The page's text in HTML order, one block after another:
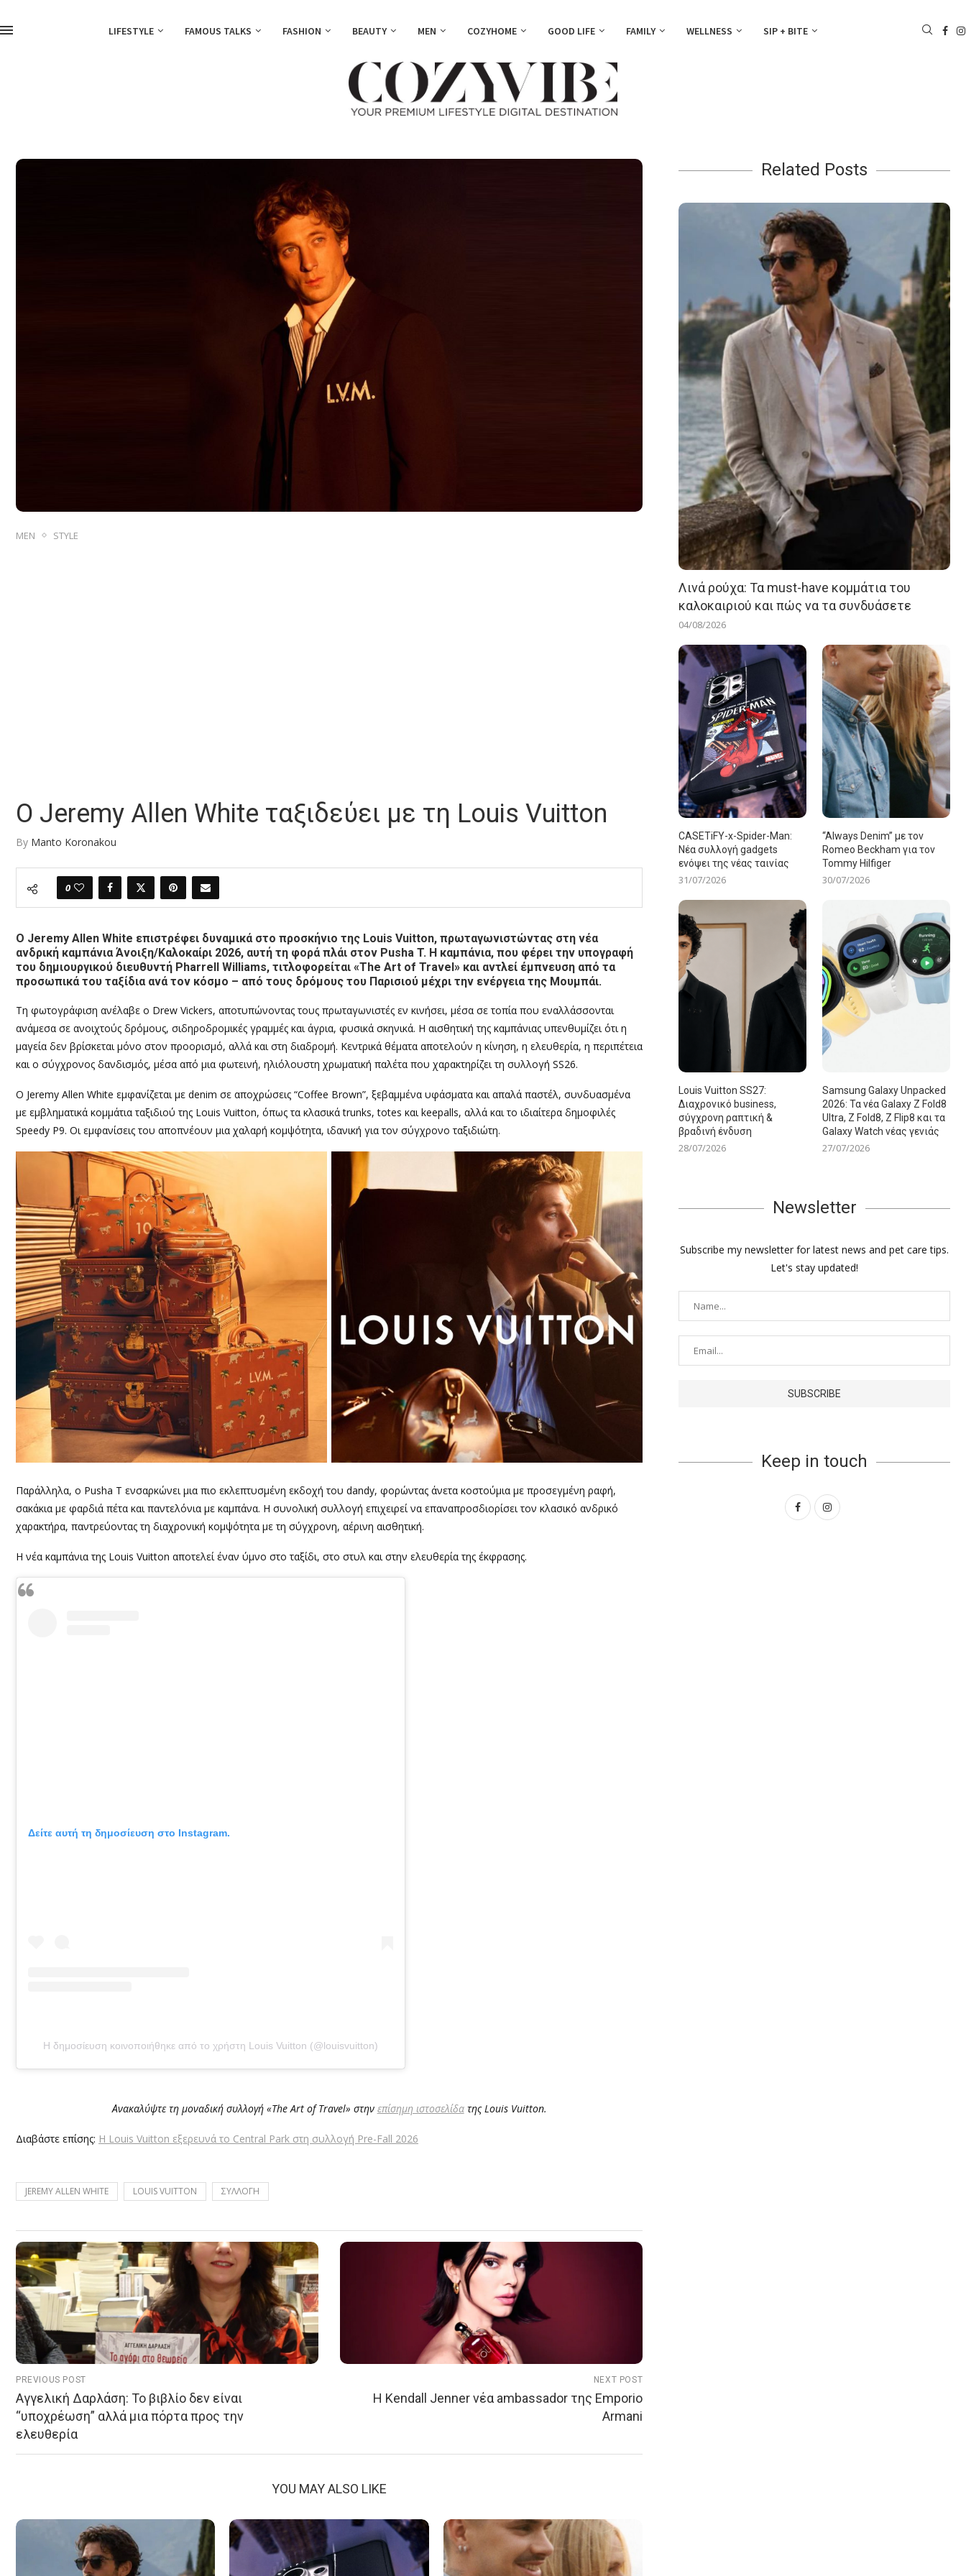
LIFESTYLE FAMOUS TALKS FASHION BEAUTY MEN COZYHOME GOOD LIFE FAMILY WELLNESS SIP + BITE
MEN STYLE
Ο Jeremy Allen White ταξιδεύει με τη Louis Vuitton
By Manto Koronakou
0
Ο Jeremy Allen White επιστρέφει δυναμικά στο προσκήνιο της Louis Vuitton, πρωταγωνιστώντας στη νέα
ανδρική καμπάνια Άνοιξη/Καλοκαίρι 2026, αυτή τη φορά πλάι στον Pusha T. Η καμπάνια, που φέρει την υπογραφή
του δημιουργικού διευθυντή Pharrell Williams, τιτλοφορείται «The Art of Travel» και αντλεί έμπνευση από τα
προσωπικά του ταξίδια ανά τον κόσμο – από τους δρόμους του Παρισιού μέχρι την ενέργεια της Μουμπάι.
Τη φωτογράφιση ανέλαβε ο Drew Vickers, αποτυπώνοντας τους πρωταγωνιστές εν κινήσει, μέσα σε τοπία που εναλλάσσονται
ανάμεσα σε ανοιχτούς δρόμους, σιδηροδρομικές γραμμές και άγρια, φυσικά σκηνικά. Η αισθητική της καμπάνιας υπενθυμίζει ότι η
μαγεία δεν βρίσκεται μόνο στον προορισμό, αλλά και στη διαδρομή. Κεντρικά θέματα αποτελούν η κίνηση, η ελευθερία, η περιπέτεια
και ο σύγχρονος δανδισμός, μέσα από μια φωτεινή, ηλιόλουστη χρωματική παλέτα που χαρακτηρίζει τη συλλογή SS26.
Ο Jeremy Allen White εμφανίζεται με denim σε αποχρώσεις “Coffee Brown”, ξεβαμμένα υφάσματα και απαλά παστέλ, συνδυασμένα
με εμβληματικά κομμάτια ταξιδιού της Louis Vuitton, όπως τα κλασικά trunks, totes και keepalls, αλλά και το ιδιαίτερα δημοφιλές
Speedy P9. Οι εμφανίσεις του αποπνέουν μια χαλαρή κομψότητα, ιδανική για τον σύγχρονο ταξιδιώτη.
Παράλληλα, ο Pusha T ενσαρκώνει μια πιο εκλεπτυσμένη εκδοχή του dandy, φορώντας άνετα κοστούμια με προσεγμένη ραφή,
σακάκια με φαρδιά πέτα και παντελόνια με καμπάνα. Η συνολική συλλογή επιχειρεί να επαναπροσδιορίσει τον κλασικό ανδρικό
χαρακτήρα, παντρεύοντας τη διαχρονική κομψότητα με τη σύγχρονη, αέρινη αισθητική.
Η νέα καμπάνια της Louis Vuitton αποτελεί έναν ύμνο στο ταξίδι, στο στυλ και στην ελευθερία της έκφρασης.
Δείτε αυτή τη δημοσίευση στο Instagram.
Η δημοσίευση κοινοποιήθηκε από το χρήστη Louis Vuitton (@louisvuitton)
Ανακαλύψτε τη μοναδική συλλογή «The Art of Travel» στην επίσημη ιστοσελίδατης Louis Vuitton.
Διαβάστε επίσης: Η Louis Vuitton εξερευνά το Central Park στη συλλογή Pre-Fall 2026
JEREMY ALLEN WHITE LOUIS VUITTON ΣΥΛΛΟΓΗ
PREVIOUS POST
Αγγελική Δαρλάση: Το βιβλίο δεν είναι
“υποχρέωση” αλλά μια πόρτα προς την
ελευθερία
NEXT POST
Η Kendall Jenner νέα ambassador της Emporio
Armani
YOU MAY ALSO LIKE
Related Posts
Λινά ρούχα: Τα must-have κομμάτια του
καλοκαιριού και πώς να τα συνδυάσετε
04/08/2026
CASETiFY-x-Spider-Man:
Νέα συλλογή gadgets
ενόψει της νέας ταινίας
31/07/2026
“Always Denim” με τον
Romeo Beckham για τον
Tommy Hilfiger
30/07/2026
Louis Vuitton SS27:
Διαχρονικό business,
σύγχρονη ραπτική &
βραδινή ένδυση
28/07/2026
Samsung Galaxy Unpacked
2026: Τα νέα Galaxy Z Fold8
Ultra, Z Fold8, Z Flip8 και τα
Galaxy Watch νέας γενιάς
27/07/2026
Newsletter
Subscribe my newsletter for latest news and pet care tips.
Let's stay updated!
Keep in touch